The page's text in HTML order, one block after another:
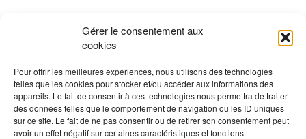
Gérer le consentement aux
cookies
Pour offrir les meilleures expériences, nous utilisons des technologies
telles que les cookies pour stocker et/ou accéder aux informations des
appareils. Le fait de consentir à ces technologies nous permettra de traiter
des données telles que le comportement de navigation ou les ID uniques
sur ce site. Le fait de ne pas consentir ou de retirer son consentement peut
avoir un effet négatif sur certaines caractéristiques et fonctions.
Rejoindre la discussion?
N’hésitez pas à contribuer !
Vous devezvous connecterpour publier un
commentaire.